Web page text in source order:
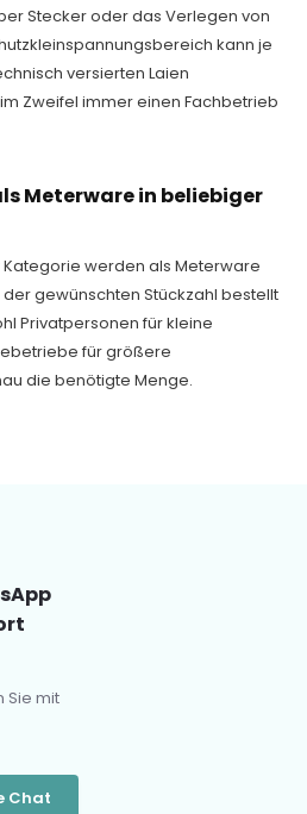
Stecker oder das Verlegen von
kann je
versierten Laien
Zweifel immer einen Fachbetrieb
Meterware in beliebiger
Kategorie werden als Meterware
gewünschten Stückzahl bestellt
Privatpersonen für kleine
für größere
die benötigte Menge.
Sie mit
Chat